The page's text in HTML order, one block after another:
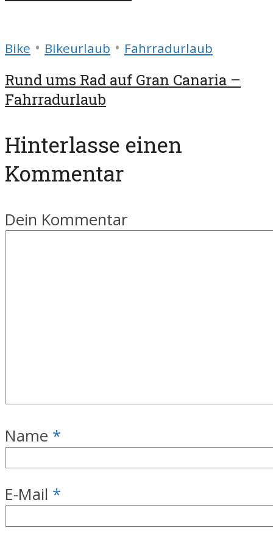
Bike • Bikeurlaub • Fahrradurlaub
Rund ums Rad auf Gran Canaria –
Fahrradurlaub
Hinterlasse einen
Kommentar
Dein Kommentar
Name *
E-Mail *